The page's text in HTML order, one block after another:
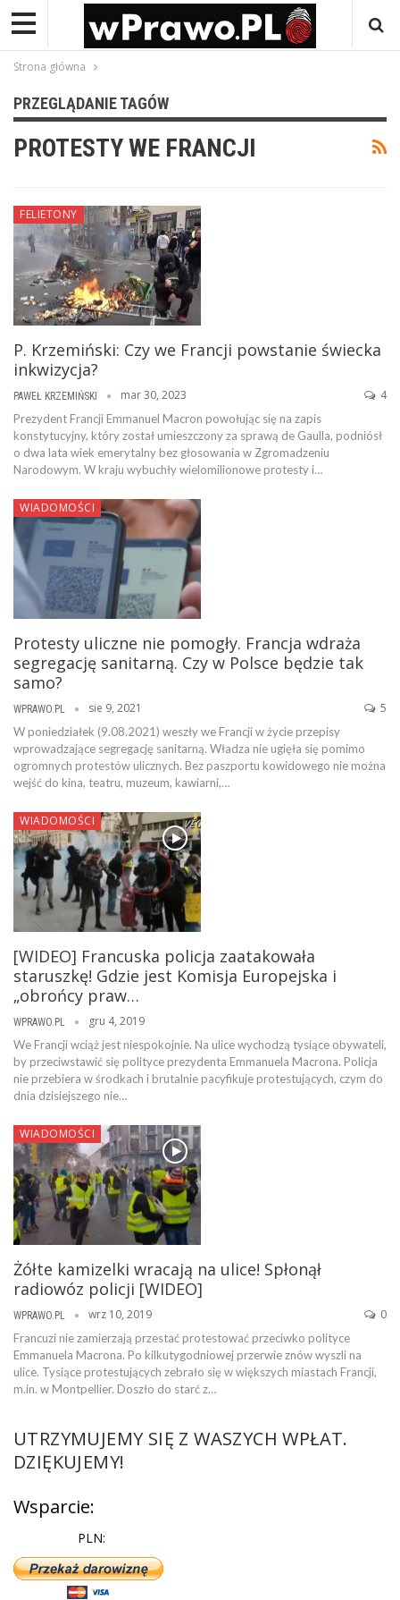
Strona główna
PRZEGLĄDANIE TAGÓW
PROTESTY WE FRANCJI
FELIETONY
P. Krzemiński: Czy we Francji powstanie świecka
inkwizycja?
PAWEŁ KRZEMIŃSKI mar 30, 2023 4
Prezydent Francji Emmanuel Macron powołując się na zapis
konstytucyjny, który został umieszczony za sprawą de Gaulla, podniósł
o dwa lata wiek emerytalny bez głosowania w Zgromadzeniu
Narodowym. W kraju wybuchły wielomilionowe protesty i…
WIADOMOŚCI
Protesty uliczne nie pomogły. Francja wdraża
segregację sanitarną. Czy w Polsce będzie tak
samo?
WPRAWO.PL sie 9, 2021 5
W poniedziałek (9.08.2021) weszły we Francji w życie przepisy
wprowadzające segregację sanitarną. Władza nie ugięła się pomimo
ogromnych protestów ulicznych. Bez paszportu kowidowego nie można
wejść do kina, teatru, muzeum, kawiarni,…
WIADOMOŚCI
[WIDEO] Francuska policja zaatakowała
staruszkę! Gdzie jest Komisja Europejska i
„obrońcy praw…
WPRAWO.PL gru 4, 2019
We Francji wciąż jest niespokojnie. Na ulice wychodzą tysiące obywateli,
by przeciwstawić się polityce prezydenta Emmanuela Macrona. Policja
nie przebiera w środkach i brutalnie pacyfikuje protestujących, czym do
dnia dzisiejszego nie…
WIADOMOŚCI
Żółte kamizelki wracają na ulice! Spłonął
radiowóz policji [WIDEO]
WPRAWO.PL wrz 10, 2019 0
Francuzi nie zamierzają przestać protestować przeciwko polityce
Emmanuela Macrona. Po kilkutygodniowej przerwie znów wyszli na
ulice. Tysiące protestujących zebrało się w większych miastach Francji,
m.in. w Montpellier. Doszło do starć z…
UTRZYMUJEMY SIĘ Z WASZYCH WPŁAT.
DZIĘKUJEMY!
Wsparcie:
PLN: